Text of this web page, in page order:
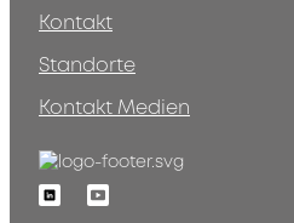
Kontakt
Standorte
Kontakt Medien
LinkedinYoutube